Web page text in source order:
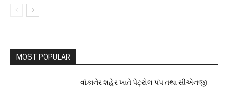
MOST POPULAR
વાંકાનેર શહેર ખાતે પેટ્રોલ પંપ તથા સીએનજી